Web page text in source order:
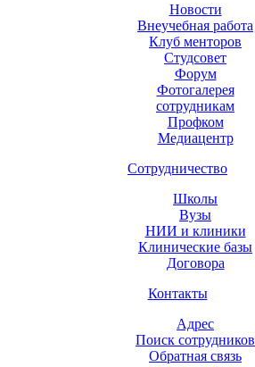
Новости
Внеучебная работа
Клуб менторов
Студсовет
Форум
Фотогалерея
сотрудникам
Профком
Медиацентр
Сотрудничество
Школы
Вузы
НИИ и клиники
Клинические базы
Договора
Контакты
Адрес
Поиск сотрудников
Обратная связь